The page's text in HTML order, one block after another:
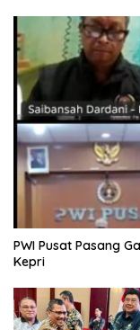
PWI Pusat Pasang
Kepri